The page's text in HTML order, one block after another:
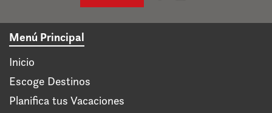
Menú Principal
Inicio
Escoge Destinos
Planifica tus Vacaciones